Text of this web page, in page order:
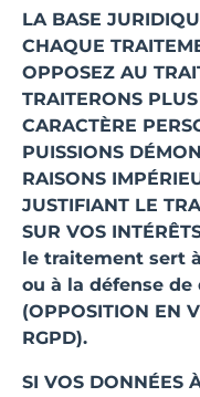
LA BASE
CHAQUE
OPPOSEZ AU
TRAITERONS
CARACTÈRE
PUISSIONS
RAISONS
JUSTIFIANT LE
SUR VOS
le traitement sert
ou à la défense
(OPPOSITION EN
RGPD).
SI VOS DONNÉES